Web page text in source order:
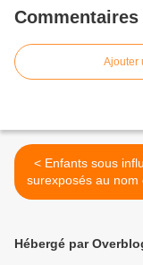
Commentaires
Ajouter
< Enfants sous influence,
surexposés au nom
le dimanche 17/09/
Hébergé par